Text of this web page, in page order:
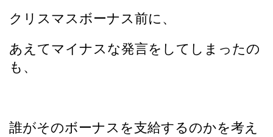
クリスマスボーナス前に、
あえてマイナスな発言をしてしまったの
も、
誰がそのボーナスを支給するのかを考え